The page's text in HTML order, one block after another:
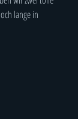
lange in